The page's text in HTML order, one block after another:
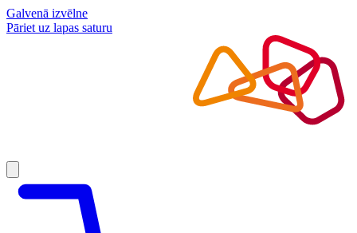
Galvenā izvēlne
Pāriet uz lapas saturu